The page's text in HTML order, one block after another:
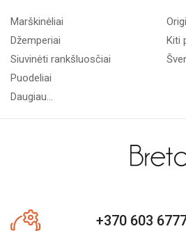
Marškinėliai
Džemperiai
Siuvinėti rankšluosčiai
Puodeliai
Daugiau...
Kiti
+370 603